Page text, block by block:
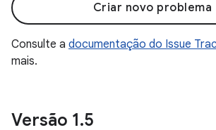
Criar novo problema
Consulte a documentação do Issue
mais.
Versão 1.5